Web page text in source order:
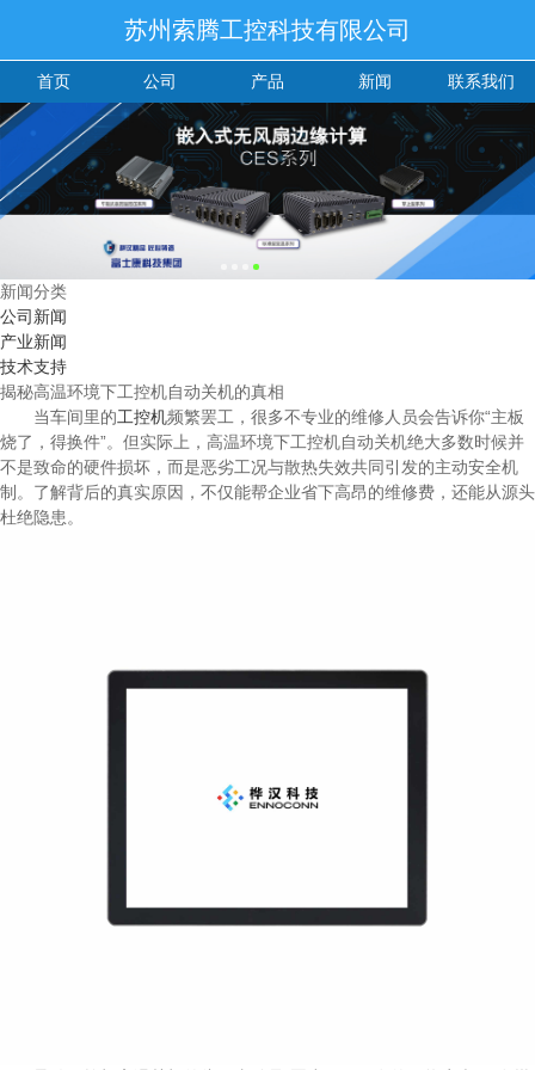
苏州索腾工控科技有限公司
首页 公司 产品 新闻 联系我们
新闻分类
公司新闻
产业新闻
技术支持
揭秘高温环境下工控机自动关机的真相
当车间里的工控机频繁罢工，很多不专业的维修人员会告诉你“主板
烧了，得换件”。但实际上，高温环境下工控机自动关机绝大多数时候并
不是致命的硬件损坏，而是恶劣工况与散热失效共同引发的主动安全机
制。了解背后的真实原因，不仅能帮企业省下高昂的维修费，还能从源头
杜绝隐患。